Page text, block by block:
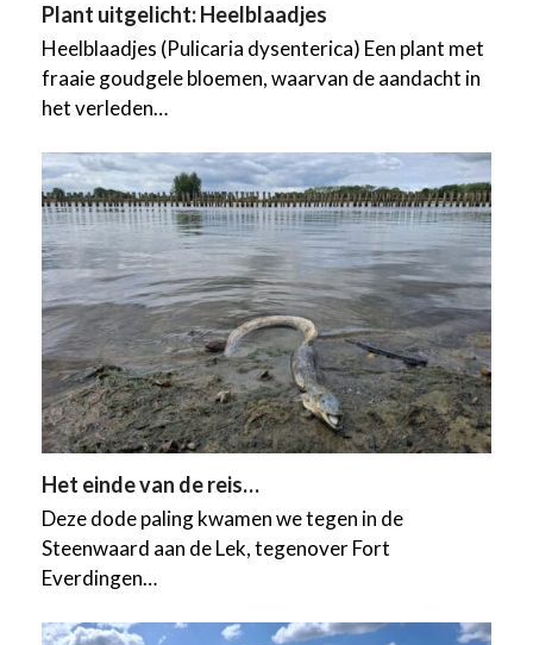
Plant uitgelicht: Heelblaadjes
Heelblaadjes (Pulicaria dysenterica) Een plant met
fraaie goudgele bloemen, waarvan de aandacht in
het verleden…
Het einde van de reis…
Deze dode paling kwamen we tegen in de
Steenwaard aan de Lek, tegenover Fort
Everdingen…